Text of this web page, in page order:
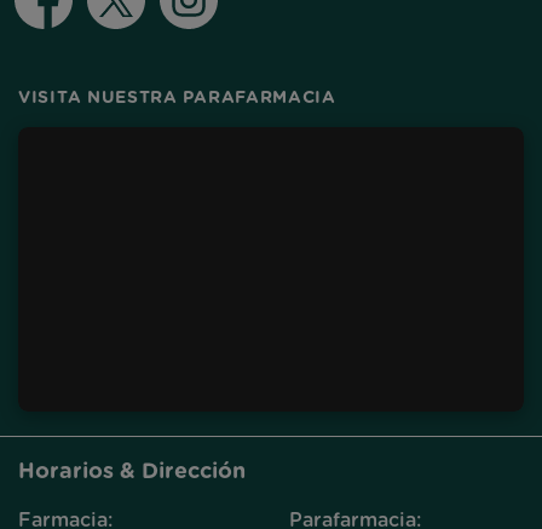
VISITA NUESTRA PARAFARMACIA
Horarios & Dirección
Farmacia: Parafarmacia: